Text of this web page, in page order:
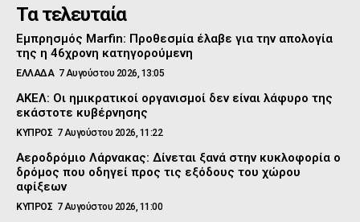
Τα τελευταία
Εμπρησμός Marfin: Προθεσμία έλαβε για την απολογία
της η 46χρονη κατηγορούμενη
ΕΛΛΑΔΑ 7 Αυγούστου 2026, 13:05
ΑΚΕΛ: Οι ημικρατικοί οργανισμοί δεν είναι λάφυρο της
εκάστοτε κυβέρνησης
ΚΥΠΡΟΣ 7 Αυγούστου 2026, 11:22
Αεροδρόμιο Λάρνακας: Δίνεται ξανά στην κυκλοφορία ο
δρόμος που οδηγεί προς τις εξόδους του χώρου
αφίξεων
ΚΥΠΡΟΣ 7 Αυγούστου 2026, 11:00